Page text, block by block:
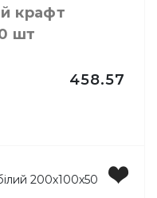
крафт
шт
458.57